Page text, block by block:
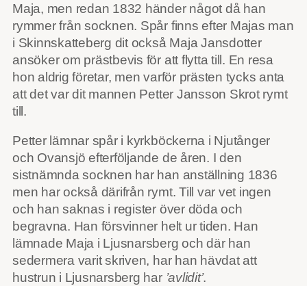
Maja, men redan 1832 händer något då han
rymmer från socknen. Spår finns efter Majas man
i Skinnskatteberg dit också Maja Jansdotter
ansöker om prästbevis för att flytta till. En resa
hon aldrig företar, men varför prästen tycks anta
att det var dit mannen Petter Jansson Skrot rymt
till.
Petter lämnar spår i kyrkböckerna i Njutånger
och Ovansjö efterföljande de åren. I den
sistnämnda socknen har han anställning 1836
men har också därifrån rymt. Till var vet ingen
och han saknas i register över döda och
begravna. Han försvinner helt ur tiden. Han
lämnade Maja i Ljusnarsberg och där han
sedermera varit skriven, har han hävdat att
hustrun i Ljusnarsberg har ’avlidit’.